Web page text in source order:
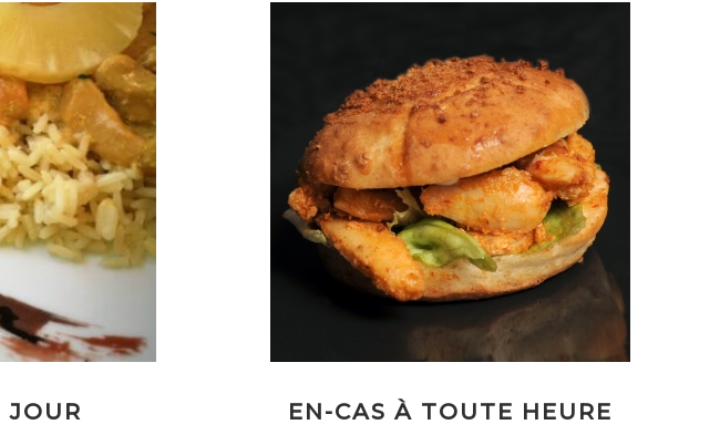
JOUR EN-CAS À TOUTE HEURE